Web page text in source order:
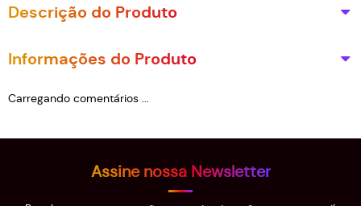
Descrição do Produto
Informações do Produto
Carregando comentários ...
Assine nossa Newsletter